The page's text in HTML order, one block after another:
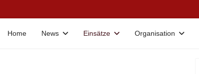
Home News Einsätze Organisation